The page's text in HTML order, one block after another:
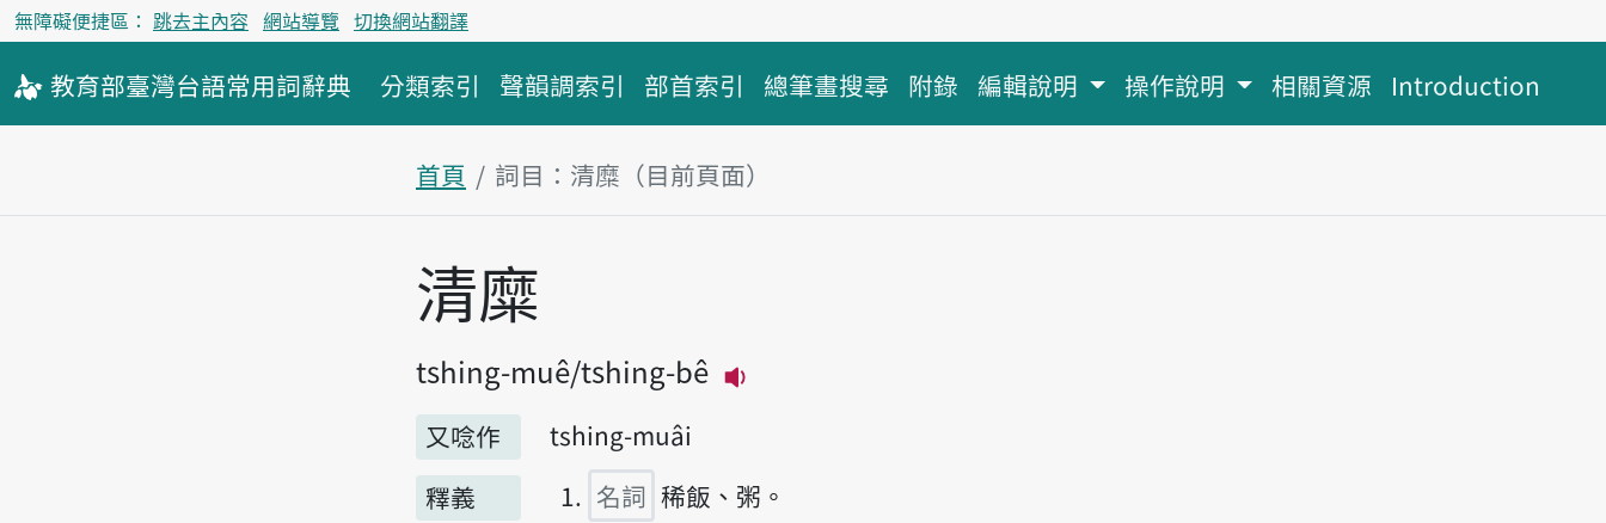
無障礙便捷區： 跳去主內容 網站導覽 切換網站翻譯
教育部臺灣台語常用詞辭典 分類索引 聲韻調索引 部首索引 總筆畫搜尋 附錄 編輯說明 操作說明 相關資源 Introduction
首頁 詞目：清糜（目前頁面）
主內容區塊
清糜
tshing-muê tshing-bê
又唸作
tshing-muâi
釋義
名詞 稀飯、粥。